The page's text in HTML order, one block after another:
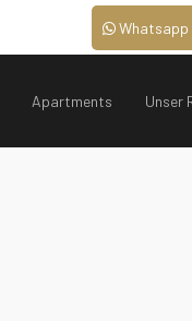
Whatsapp
Apartments Unser